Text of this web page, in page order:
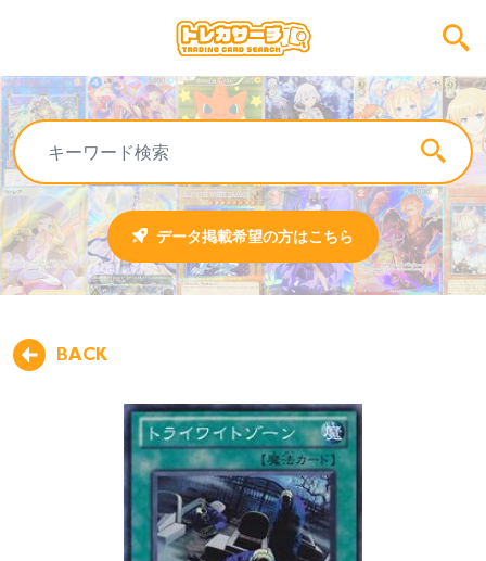
データ掲載希望の方はこちら
BACK